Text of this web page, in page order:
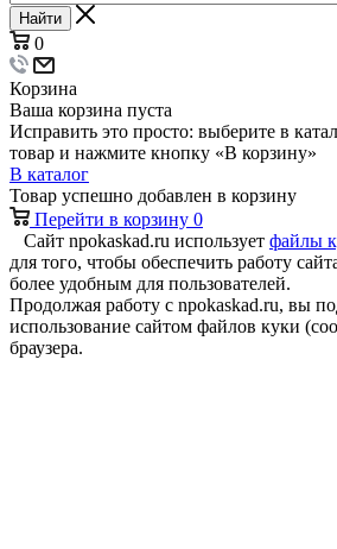
Найти
0
Корзина
Ваша корзина пуста
Исправить это просто: выберите в
товар и нажмите кнопку «В корзину»
В каталог
Товар успешно добавлен в корзину
Перейти в корзину 0
Сайт npokaskad.ru использует файлы
для того, чтобы обеспечить работу
более удобным для пользователей.
Продолжая работу с npokaskad.ru, вы
использование сайтом файлов куки
браузера.